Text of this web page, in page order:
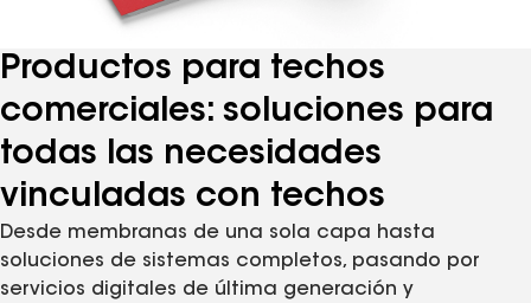
Productos para techos
comerciales: soluciones para
todas las necesidades
vinculadas con techos
Desde membranas de una sola capa hasta
soluciones de sistemas completos, pasando por
servicios digitales de última generación y